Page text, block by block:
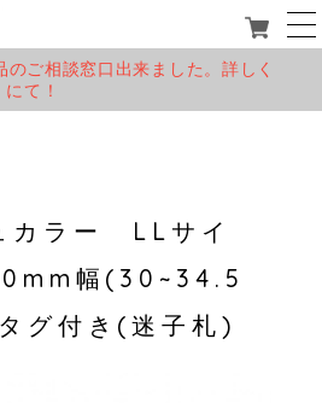
のご相談窓口出来ました。詳しく
て！
カラー LLサイ
幅(30~34.5
グ付き(迷子札)